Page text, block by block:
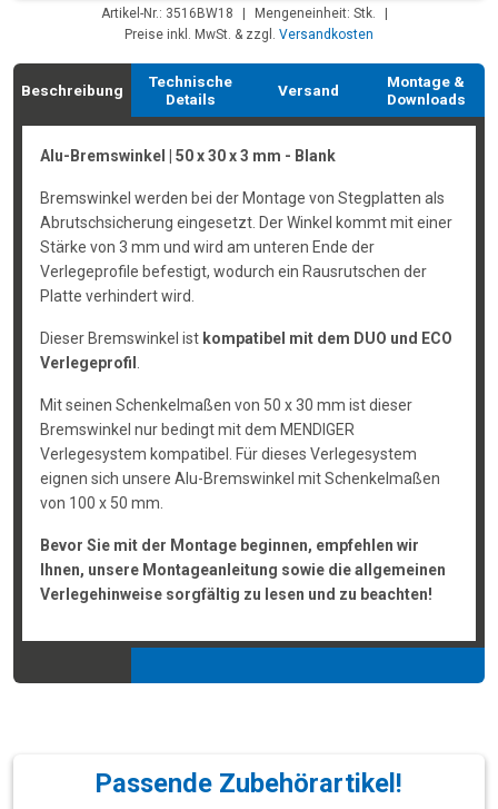
Artikel-Nr.: 3516BW18 | Mengeneinheit: Stk.
|
Preise inkl. MwSt. & zzgl. Versandkosten
Beschreibung
Technische
Details
Versand
Montage &
Downloads
Alu-Bremswinkel | 50 x 30 x 3 mm - Blank
Bremswinkel werden bei der Montage von Stegplatten als
Abrutschsicherung eingesetzt. Der Winkel kommt mit einer
Stärke von 3 mm und wird am unteren Ende der
Verlegeprofile befestigt, wodurch ein Rausrutschen der
Platte verhindert wird.
Dieser Bremswinkel ist kompatibel mit dem DUO und ECO
Verlegeprofil
Mit seinen Schenkelmaßen von 50 x 30 mm ist dieser
Bremswinkel nur bedingt mit dem MENDIGER
Verlegesystem kompatibel. Für dieses Verlegesystem
eignen sich unsere Alu-Bremswinkel mit Schenkelmaßen
von 100 x 50 mm.
Bevor Sie mit der Montage beginnen, empfehlen wir
Ihnen, unsere Montageanleitung sowie die allgemeinen
Verlegehinweise sorgfältig zu lesen und zu beachten!
Passende Zubehörartikel!